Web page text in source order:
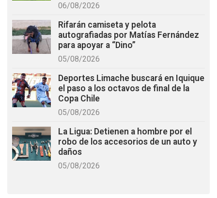
06/08/2026
Rifarán camiseta y pelota
autografiadas por Matías Fernández
para apoyar a “Dino”
05/08/2026
Deportes Limache buscará en Iquique
el paso a los octavos de final de la
Copa Chile
05/08/2026
La Ligua: Detienen a hombre por el
robo de los accesorios de un auto y
daños
05/08/2026